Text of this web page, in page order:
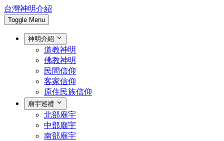
台灣神明介紹
Toggle Menu
神明介紹
道教神明
佛教神明
民間信仰
客家信仰
原住民族信仰
廟宇巡禮
北部廟宇
中部廟宇
南部廟宇